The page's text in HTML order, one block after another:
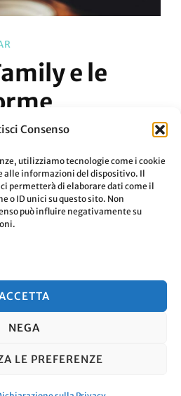
Consenso
utilizziamo tecnologie come i cookie
alle informazioni del dispositivo. Il
permetterà di elaborare dati come il
o ID unici su questo sito. Non
può influire negativamente su
NEGA
LE PREFERENZE
e le
Family?
2019 Leggi
| Sviluppato da
. Powered by WordPress